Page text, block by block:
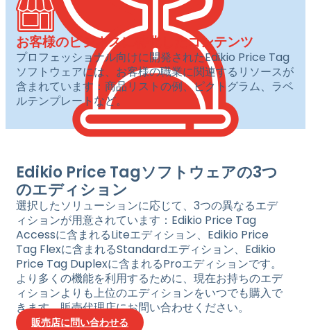
お客様のビジネスに特化したコンテンツ
プロフェッショナル向けに開発されたEdikio Price Tag
ソフトウェアには、お客様の職業に関連するリソースが
含まれています：商品リストの例、ピクトグラム、ラベ
ルテンプレートなど。
Edikio Price Tagソフトウェアの3つ
のエディション
選択したソリューションに応じて、3つの異なるエデ
ィションが用意されています：Edikio Price Tag
Accessに含まれるLiteエディション、Edikio Price
Tag Flexに含まれるStandardエディション、Edikio
Price Tag Duplexに含まれるProエディションです。
より多くの機能を利用するために、現在お持ちのエデ
ィションよりも上位のエディションをいつでも購入で
きます。販売代理店にお問い合わせください。
販売店に問い合わせる